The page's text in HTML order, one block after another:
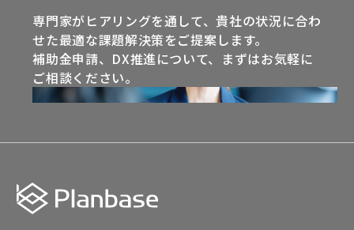
専門家がヒアリングを通して、貴社の状況に合わ
せた最適な課題解決策をご提案します。
補助金申請、DX推進について、まずはお気軽に
ご相談ください。